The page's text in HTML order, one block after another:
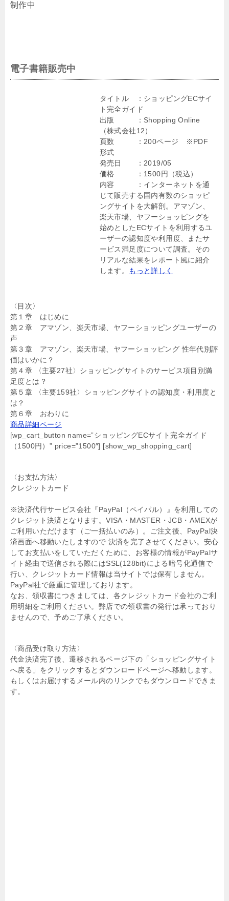
制作中
電子書籍販売中
タイトル ：ショッピングECサイ
ト完全ガイド
出版 ：Shopping Online
（株式会社12）
頁数 ：200ページ ※PDF
形式
発売日 ：2019/05
価格 ：1500円（税込）
内容 ：インターネットを通
じて販売する国内有数のショッピ
ングサイトを大解剖。アマゾン、
楽天市場、ヤフーショッピングを
始めとしたECサイトを利用するユ
ーザーの認知度や利用度、またサ
ービス満足度について調査。その
リアルな結果をレポート風に紹介
します。
もっと詳しく
〈目次〉
第１章 はじめに
第２章 アマゾン、楽天市場、ヤフーショッピングユーザーの
声
第３章 アマゾン、楽天市場、ヤフーショッピング 性年代別評
価はいかに？
第４章 〈主要27社〉ショッピングサイトのサービス項目別満
足度とは？
第５章 〈主要159社〉ショッピングサイトの認知度・利用度と
は？
第６章 おわりに
商品詳細ページ
[wp_cart_button name=”ショッピングECサイト完全ガイド
（1500円）” price=”1500″] [show_wp_shopping_cart]
〈お支払方法〉
クレジットカード
※決済代行サービス会社『PayPal（ペイパル）』を利用しての
クレジット決済となります。VISA・MASTER・JCB・AMEXが
ご利用いただけます（ご一括払いのみ）。ご注文後、PayPal決
済画面へ移動いたしますので 決済を完了させてください。安心
してお支払いをしていただくために、お客様の情報がPayPalサ
イト経由で送信される際にはSSL(128bit)による暗号化通信で
行い、クレジットカード情報は当サイトでは保有しません。
PayPal社で厳重に管理しております。
なお、領収書につきましては、各クレジットカード会社のご利
用明細をご利用ください。弊店での領収書の発行は承っており
ませんので、予めご了承ください。
〈商品受け取り方法〉
代金決済完了後、遷移されるページ下の「ショッピングサイト
へ戻る」をクリックするとダウンロードページへ移動します。
もしくはお届けするメール内のリンクでもダウンロードできま
す。